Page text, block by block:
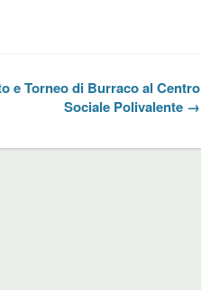
e Torneo di Burraco al Centro
Sociale Polivalente →